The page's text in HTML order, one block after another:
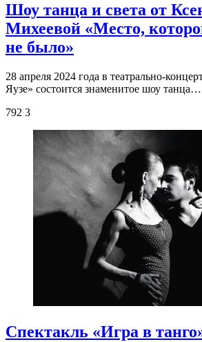
Шоу танца и света от
Михеевой «Место,
не было»
28 апреля 2024 года в театрально-
Яузе» состоится знаменитое шоу танца…
792 3
Спектакль «Игра в